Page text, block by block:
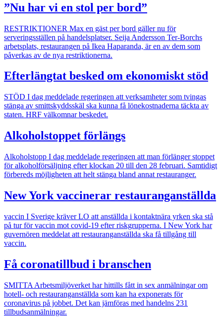
”Nu har vi en stol per bord”
RESTRIKTIONER Max en gäst per bord gäller nu för
serveringsställen på handelsplatser. Seija Andersson Ter-Borchs
arbetsplats, restaurangen på Ikea Haparanda, är en av dem som
påverkas av de nya restriktionerna.
Efterlängtat besked om ekonomiskt stöd
STÖD I dag meddelade regeringen att verksamheter som tvingas
stänga av smittskyddsskäl ska kunna få lönekostnaderna täckta av
staten. HRF välkomnar beskedet.
Alkoholstoppet förlängs
Alkoholstopp I dag meddelade regeringen att man förlänger stoppet
för alkoholförsäljning efter klockan 20 till den 28 februari. Samtidigt
förbereds möjligheten att helt stänga bland annat restauranger.
New York vaccinerar restauranganställda
vaccin I Sverige kräver LO att anställda i kontaktnära yrken ska stå
på tur för vaccin mot covid-19 efter riskgrupperna. I New York har
guvernören meddelat att restauranganställda ska få tillgång till
vaccin.
Få coronatillbud i branschen
SMITTA Arbetsmiljöverket har hittills fått in sex anmälningar om
hotell- och restauranganställda som kan ha exponerats för
coronavirus på jobbet. Det kan jämföras med handelns 231
tillbudsanmälningar.